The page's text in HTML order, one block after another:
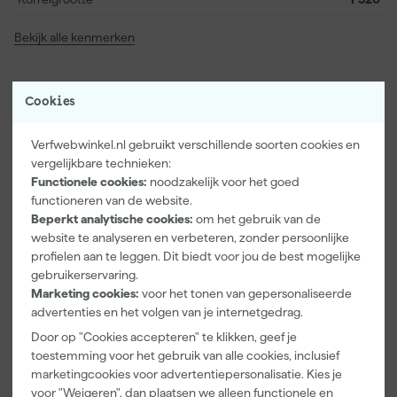
Cookies
Verfwebwinkel.nl gebruikt verschillende soorten cookies en
vergelijkbare technieken:
Functionele cookies: noodzakelijk voor het goed
functioneren van de website.
Beperkt analytische cookies: om het gebruik van de
website te analyseren en verbeteren, zonder persoonlijke
profielen aan te leggen. Dit biedt voor jou de best mogelijke
gebruikerservaring.
Marketing cookies: voor het tonen van gepersonaliseerde
advertenties en het volgen van je internetgedrag.
Door op "Cookies accepteren" te klikken, geef je
toestemming voor het gebruik van alle cookies, inclusief
marketingcookies voor advertentiepersonalisatie. Kies je
voor "Weigeren", dan plaatsen we alleen functionele en
Bekijk alle kenmerken
Vaak gekocht met
Paintura
Washi tape -
50mx24mm
Morgen
bezorgd
Go!Paint
Verfbak -
10cm Roller -
15 x 32 cm + 5
inzetbakken
Morgen
bezorgd
Anza PRO
MICMEX set
6-delig
Morgen
bezorgd